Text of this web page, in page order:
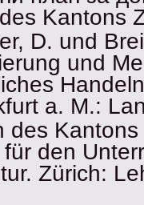
Kantons
D. und
und
a. M.:
des
den
Zürich: